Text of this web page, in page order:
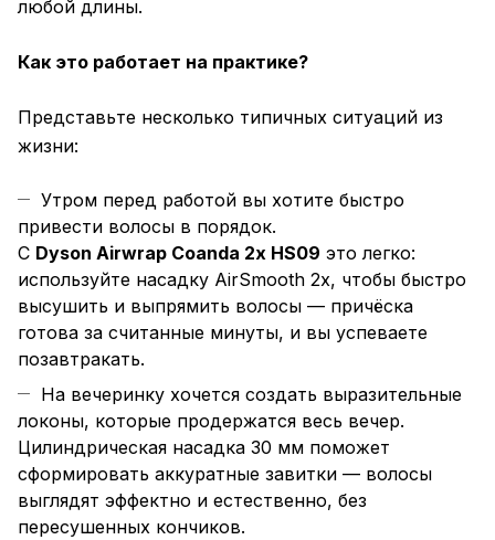
любой длины.
Как это работает на практике?
Представьте несколько типичных ситуаций из
жизни:
Утром перед работой вы хотите быстро
привести волосы в порядок.
С Dyson Airwrap Coanda 2x HS09 это легко:
используйте насадку AirSmooth 2x, чтобы быстро
высушить и выпрямить волосы — причёска
готова за считанные минуты, и вы успеваете
позавтракать.
На вечеринку хочется создать выразительные
локоны, которые продержатся весь вечер.
Цилиндрическая насадка 30 мм поможет
сформировать аккуратные завитки — волосы
выглядят эффектно и естественно, без
пересушенных кончиков.